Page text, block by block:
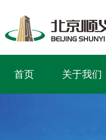
首页 关于我们